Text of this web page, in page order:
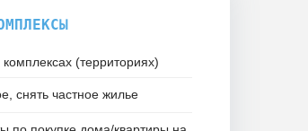
(территориях)
снять частное жилье